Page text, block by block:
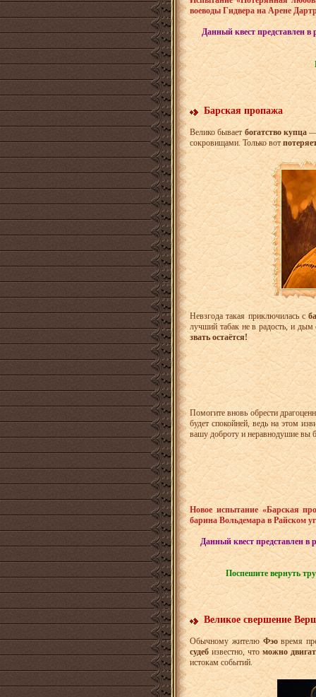
воеводы Гидвера на Арене
Данный квест представлен
Барская пропажа
Велико бываетбогатство купца—
сокровищами. Только вот
Невзгода такая приключилась с
лучший табак не в радость, и
звать остаётся!
Помогите вновь обрести
будет спокойней, ведь на этом
вашу доброту и неравнодушие вы
Новое испытание «Барская
барина Вольдемара в Райском
Данный квест представлен в
Поспешите вернуть
Великое свершение
Обычному жителюФэовремя
судебизвестно, чтоможно
истокам событий.